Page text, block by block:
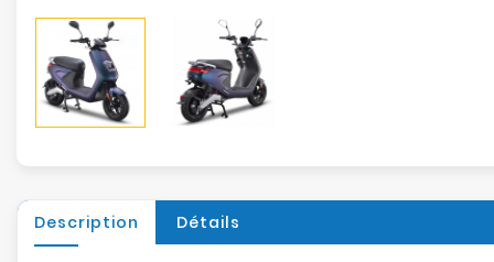
Description Détails